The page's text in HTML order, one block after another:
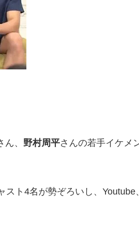
ん、 野村周平さんの若手イケメ
ト4名が勢ぞろいし、